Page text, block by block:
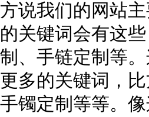
方说我们的网站
的关键词会有这
制、手链定制等
更多的关键词，
手镯定制等等。